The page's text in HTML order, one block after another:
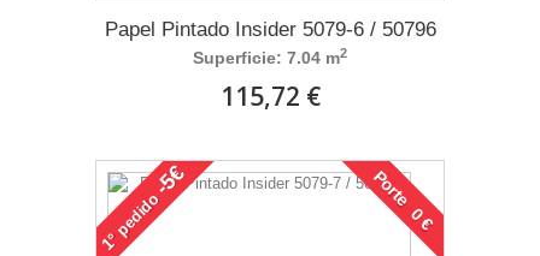
Papel Pintado Insider 5079-6 / 50796
Superficie: 7.04 m2
115,72 €
1°
pedido
-5€ Porte 0 €